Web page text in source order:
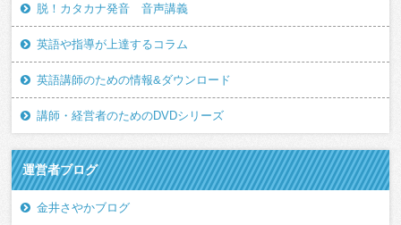
脱！カタカナ発音 音声講義
英語や指導が上達するコラム
英語講師のための情報&ダウンロード
講師・経営者のためのDVDシリーズ
運営者ブログ
金井さやかブログ